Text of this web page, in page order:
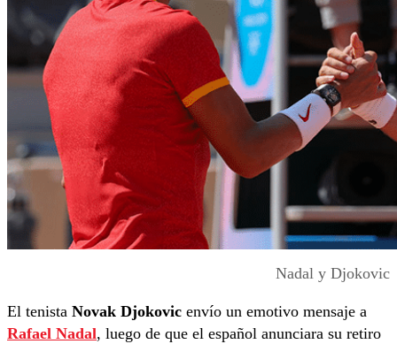
Nadal y Djokovic
El tenista Novak Djokovic envío un emotivo mensaje a
Rafael Nadal, luego de que el español anunciara su retiro